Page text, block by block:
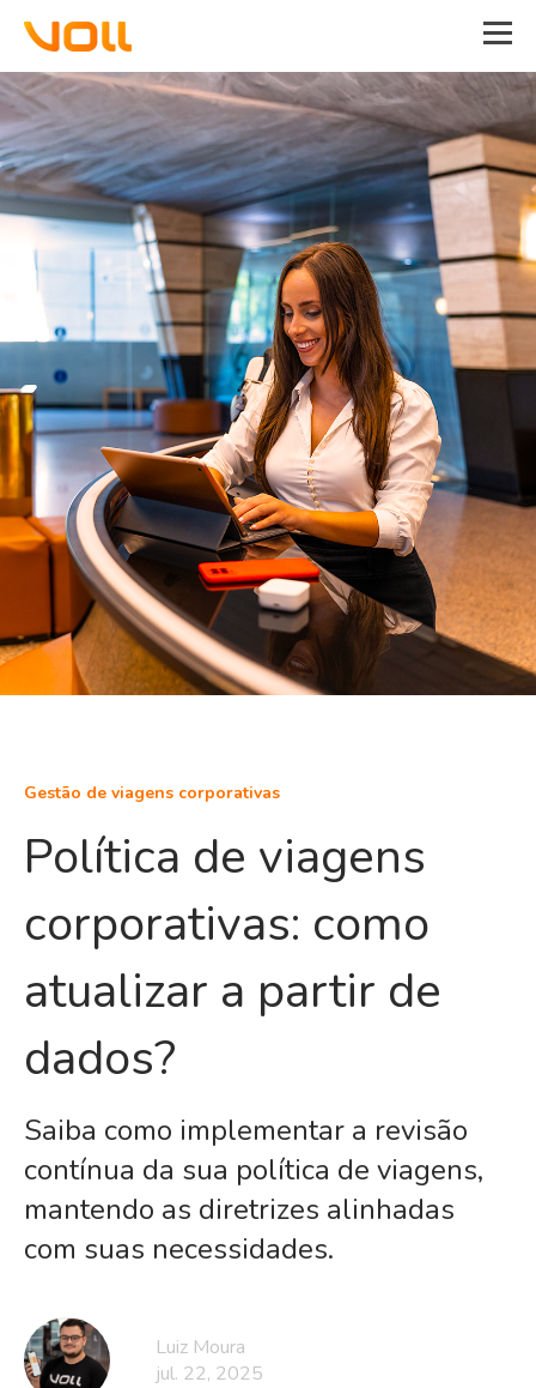
Gestão de viagens corporativas
Política de viagens
corporativas: como
atualizar a partir de
dados?
Saiba como implementar a revisão
contínua da sua política de viagens,
mantendo as diretrizes alinhadas
com suas necessidades.
Luiz Moura
jul. 22, 2025